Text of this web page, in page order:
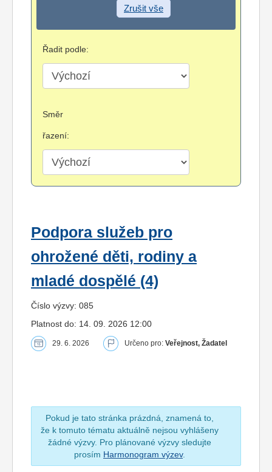
Zrušit vše
Řadit podle:
Směr
řazení:
Podpora služeb pro
ohrožené děti, rodiny a
mladé dospělé (4)
Číslo výzvy: 085
Platnost do: 14. 09. 2026 12:00
29. 6. 2026 Určeno pro: Veřejnost, Žadatel
Pokud je tato stránka prázdná, znamená to,
že k tomuto tématu aktuálně nejsou vyhlášeny
žádné výzvy. Pro plánované výzvy sledujte
prosím Harmonogram výzev.